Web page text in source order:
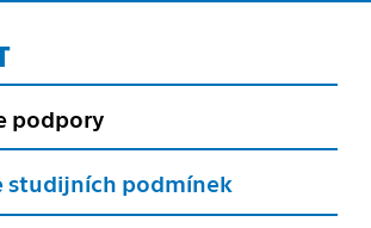
podpory
studijních podmínek